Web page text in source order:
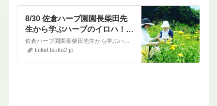
8/30 佐倉ハーブ園園長柴田先
生から学ぶハーブのイロハ！
触れて感じるハーブ園ツアー
（軽食付き）
ticket.tsuku2.jp